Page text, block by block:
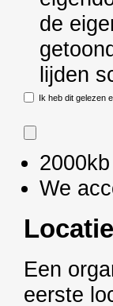
de
lijden
Ik heb dit gelezen
We
Een
eerste